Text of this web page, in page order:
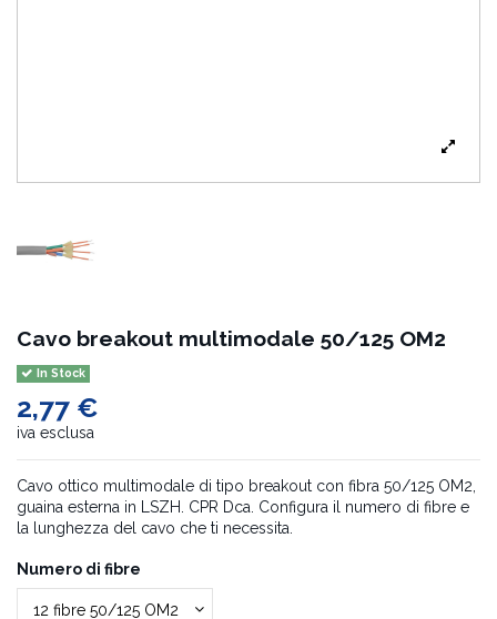
Cavo breakout multimodale 50/125 OM2
In Stock
2,77 €
iva esclusa
Cavo ottico multimodale di tipo breakout con fibra 50/125 OM2,
guaina esterna in LSZH. CPR Dca. Configura il numero di fibre e
la lunghezza del cavo che ti necessita.
Numero di fibre